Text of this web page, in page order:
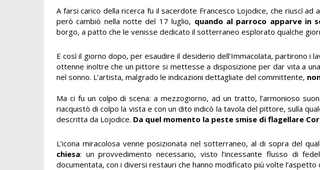
A farsi carico della ricerca fu il sacerdote Francesco Lojodice, che riuscì
però cambiò nella notte del 17 luglio, quando al parroco apparve in
borgo, a patto che le venisse dedicato il sotterraneo esplorato qualche
E così il giorno dopo, per esaudire il desiderio dell’Immacolata, partirono
ottenne inoltre che un pittore si mettesse a disposizione per dar vita a
nel sonno. L’artista, malgrado le indicazioni dettagliate del committente,
Ma ci fu un colpo di scena: a mezzogiorno, ad un tratto, l’armonioso
riacquistò di colpo la vista e con un dito indicò la tavola del pittore, sulla
descritta da Lojodice. Da quel momento la peste smise di flagellare
L’icona miracolosa venne posizionata nel sotterraneo, al di sopra del
chiesa: un provvedimento necessario, visto l’incessante flusso di
documentata, con i diversi restauri che hanno modificato più volte l’aspetto